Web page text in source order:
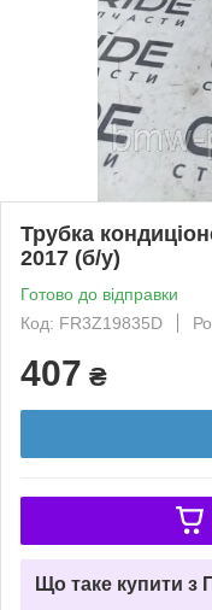
Трубка
2017 (б/у)
Готово до відправки
Код: FR3Z19835D
407 ₴
Що таке купити з